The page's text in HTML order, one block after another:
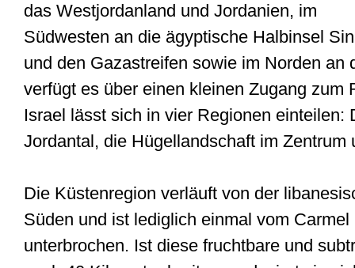
das Westjordanland und Jordanien, im
Südwesten an die ägyptische Halbinsel
und den Gazastreifen sowie im Norden an
verfügt es über einen kleinen Zugang zum
Israel lässt sich in vier Regionen einteilen:
Jordantal, die Hügellandschaft im Zentrum
Die Küstenregion verläuft von der
Süden und ist lediglich einmal vom
unterbrochen. Ist diese fruchtbare und